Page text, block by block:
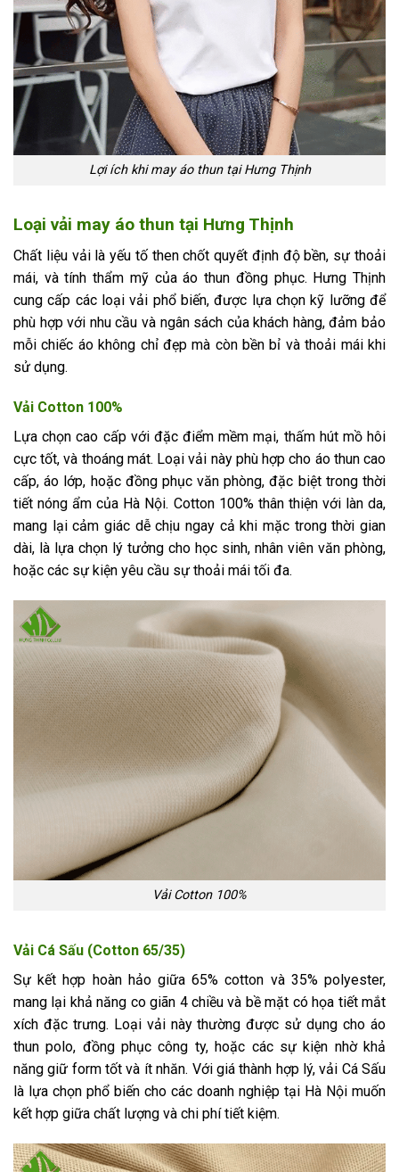
Lợi ích khi may áo thun tại Hưng Thịnh
Loại vải may áo thun tại Hưng Thịnh
Chất liệu vải là yếu tố then chốt quyết định độ bền, sự thoải
mái, và tính thẩm mỹ của áo thun đồng phục. Hưng Thịnh
cung cấp các loại vải phổ biến, được lựa chọn kỹ lưỡng để
phù hợp với nhu cầu và ngân sách của khách hàng, đảm bảo
mỗi chiếc áo không chỉ đẹp mà còn bền bỉ và thoải mái khi
sử dụng.
Vải Cotton 100%
Lựa chọn cao cấp với đặc điểm mềm mại, thấm hút mồ hôi
cực tốt, và thoáng mát. Loại vải này phù hợp cho áo thun cao
cấp, áo lớp, hoặc đồng phục văn phòng, đặc biệt trong thời
tiết nóng ẩm của Hà Nội. Cotton 100% thân thiện với làn da,
mang lại cảm giác dễ chịu ngay cả khi mặc trong thời gian
dài, là lựa chọn lý tưởng cho học sinh, nhân viên văn phòng,
hoặc các sự kiện yêu cầu sự thoải mái tối đa.
Vải Cotton 100%
Vải Cá Sấu (Cotton 65/35)
Sự kết hợp hoàn hảo giữa 65% cotton và 35% polyester,
mang lại khả năng co giãn 4 chiều và bề mặt có họa tiết mắt
xích đặc trưng. Loại vải này thường được sử dụng cho áo
thun polo, đồng phục công ty, hoặc các sự kiện nhờ khả
năng giữ form tốt và ít nhăn. Với giá thành hợp lý, vải Cá Sấu
là lựa chọn phổ biến cho các doanh nghiệp tại Hà Nội muốn
kết hợp giữa chất lượng và chi phí tiết kiệm.